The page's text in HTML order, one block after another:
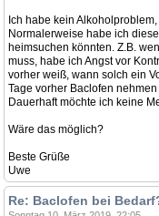
Ich habe kein
Normalerweise habe ich
heimsuchen könnten. Z.B.
muss, habe ich Angst vor
vorher weiß, wann solch ein
Tage vorher Baclofen
Dauerhaft möchte ich keine
Wäre das möglich?
Beste Grüße
Uwe
Re: Baclofen bei